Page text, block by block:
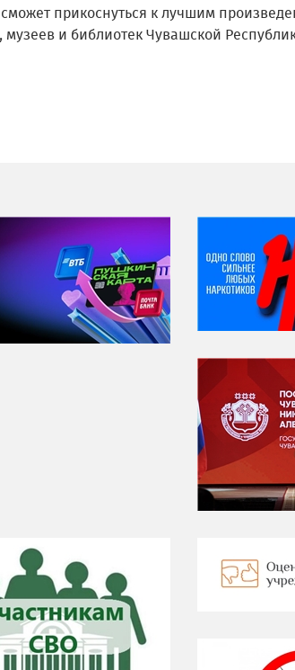
прикоснуться к лучшим
и библиотек Чувашской
НИ ДНЯ БЕЗ
06 августа
Яков
Вебер